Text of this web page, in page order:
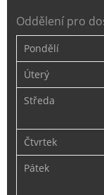
Oddělení pro
Pondělí
Úterý
Středa
Čtvrtek
Pátek